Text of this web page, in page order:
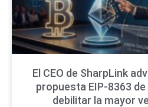
El CEO de SharpLink
propuesta EIP-8363
debilitar la mayor